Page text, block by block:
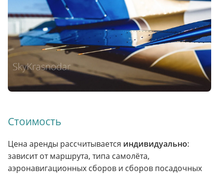
Стоимость
Цена аренды рассчитывается индивидуально:
зависит от маршрута, типа самолёта,
аэронавигационных сборов и сборов посадочных